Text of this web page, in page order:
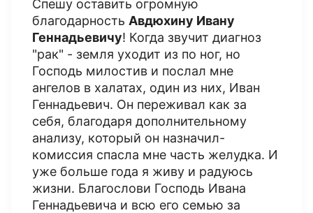
Спешу оставить огромную
благодарность Авдюхину Ивану
Геннадьевичу! Когда звучит диагноз
"рак" - земля уходит из по ног, но
Господь милостив и послал мне
ангелов в халатах, один из них, Иван
Геннадьевич. Он переживал как за
себя, благодаря дополнительному
анализу, который он назначил-
комиссия спасла мне часть желудка. И
уже больше года я живу и радуюсь
жизни. Благослови Господь Ивана
Геннадьевича и всю его семью за